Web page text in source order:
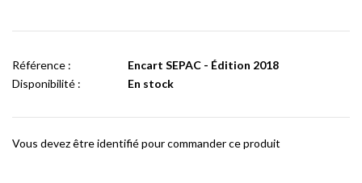
Référence :
Encart SEPAC - Édition 2018
Disponibilité :
En stock
Vous devez être identifié pour commander ce produit